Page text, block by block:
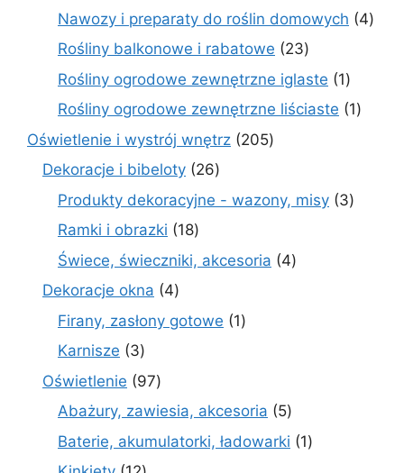
produktów
Nawozy i preparaty do roślin domowych 44
Rośliny balkonowe i rabatowe 2323
produkty
Rośliny ogrodowe zewnętrzne iglaste 11
produkt
Rośliny ogrodowe zewnętrzne liściaste 11
Oświetlenie i wystrój wnętrz 205205
Dekoracje i bibeloty 2626
Produkty dekoracyjne - wazony, misy 33
Ramki i obrazki 1818
produktów
Świece, świeczniki, akcesoria 44
Dekoracje okna 44
produkty
Firany, zasłony gotowe 11
Karnisze 33
produkty
Oświetlenie 9797
produktów
Abażury, zawiesia, akcesoria 55
produktów
Baterie, akumulatorki, ładowarki 11